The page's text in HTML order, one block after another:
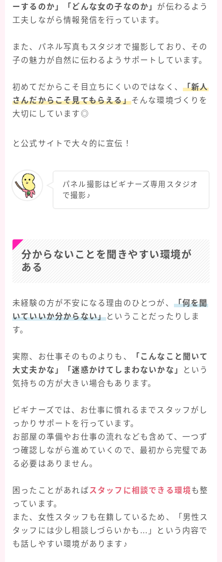
ーするのか」「どんな女の子なのか」 が伝わるよう
工夫しながら情報発信を行っています。
また、パネル写真もスタジオで撮影しており、その
子の魅力が自然に伝わるようサポートしています。
初めてだからこそ目立ちにくいのではなく、 「新人
さんだからこそ見てもらえる」そんな環境づくりを
大切にしています◎
と公式サイトで大々的に宣伝！
パネル撮影はビギナーズ専用スタジオ
で撮影♪
分からないことを聞きやすい環境が
ある
未経験の方が不安になる理由のひとつが、 「何を聞
いていいか分からない」ということだったりしま
す。
実際、お仕事そのものよりも、
「こんなこと聞いて
大丈夫かな」「迷惑かけてしまわないかな」
という
気持ちの方が大きい場合もあります。
ビギナーズでは、お仕事に慣れるまでスタッフがし
っかりサポートを行っています。
お部屋の準備やお仕事の流れなども含めて、一つず
つ確認しながら進めていくので、最初から完璧であ
る必要はありません。
困ったことがあれば スタッフに相談できる環境も整
っています。
また、女性スタッフも在籍しているため、「男性ス
タッフには少し相談しづらいかも…」という内容で
も話しやすい環境があります♪